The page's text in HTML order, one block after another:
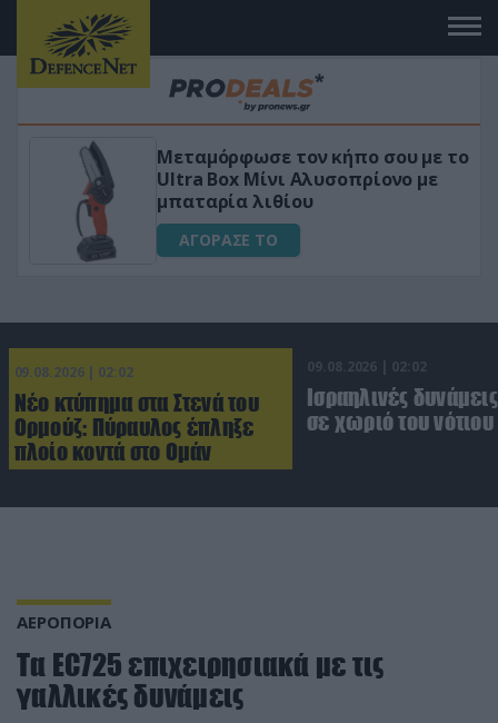
Μεταμόρφωσε τον κήπο σου με το
Ultra Box Μίνι Αλυσοπρίονο με
μπαταρία λιθίου
ΑΓΟΡΑΣΕ ΤΟ
09.08.2026 | 02:02
Νέο κτύπημα στα Στενά του
Ορμούζ: Πύραυλος έπληξε
πλοίο κοντά στο Ομάν
09.08.2026 | 02:02
Ισραηλινές
σε χωριό του
ΑΕΡΟΠΟΡΙΑ
Τα EC725 επιχειρησιακά με τις
γαλλικές δυνάμεις